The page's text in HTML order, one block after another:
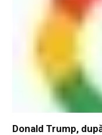
Donald Trump,